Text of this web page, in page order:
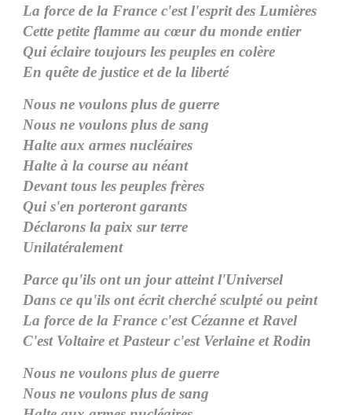
La force de la France c'est l'esprit des Lumières
Cette petite flamme au cœur du monde entier
Qui éclaire toujours les peuples en colère
En quête de justice et de la liberté
Nous ne voulons plus de guerre
Nous ne voulons plus de sang
Halte aux armes nucléaires
Halte à la course au néant
Devant tous les peuples frères
Qui s'en porteront garants
Déclarons la paix sur terre
Unilatéralement
Parce qu'ils ont un jour atteint l'Universel
Dans ce qu'ils ont écrit cherché sculpté ou peint
La force de la France c'est Cézanne et Ravel
C'est Voltaire et Pasteur c'est Verlaine et Rodin
Nous ne voulons plus de guerre
Nous ne voulons plus de sang